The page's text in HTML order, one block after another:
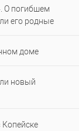
О погибшем
его родные
доме
новый
Копейске